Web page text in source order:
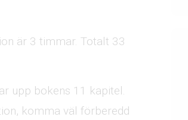
är 3 timmar. Totalt 33
upp bokens 11 kapitel.
komma väl förberedd